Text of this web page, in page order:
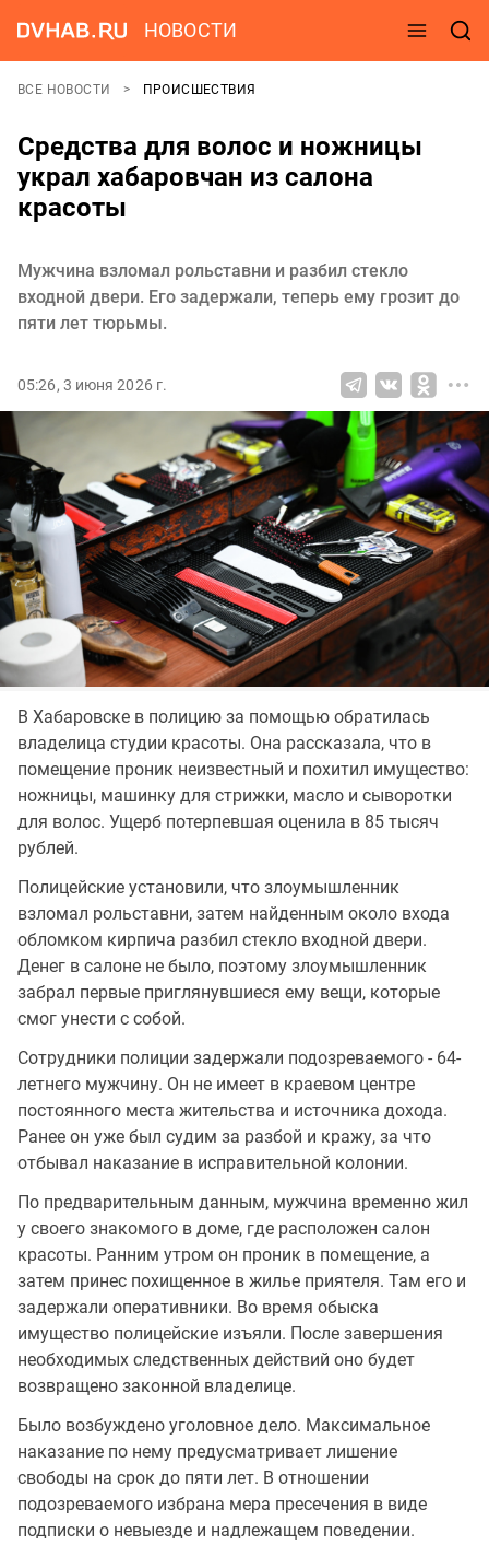
НОВОСТИ
ВСЕ НОВОСТИ ПРОИСШЕСТВИЯ
Средства для волос и ножницы
украл хабаровчан из салона
красоты
Мужчина взломал рольставни и разбил стекло
входной двери. Его задержали, теперь ему грозит до
пяти лет тюрьмы.
05:26, 3 июня 2026 г.
В Хабаровске в полицию за помощью обратилась
владелица студии красоты. Она рассказала, что в
помещение проник неизвестный и похитил имущество:
ножницы, машинку для стрижки, масло и сыворотки
для волос. Ущерб потерпевшая оценила в 85 тысяч
рублей.
Полицейские установили, что злоумышленник
взломал рольставни, затем найденным около входа
обломком кирпича разбил стекло входной двери.
Денег в салоне не было, поэтому злоумышленник
забрал первые приглянувшиеся ему вещи, которые
смог унести с собой.
Сотрудники полиции задержали подозреваемого - 64-
летнего мужчину. Он не имеет в краевом центре
постоянного места жительства и источника дохода.
Ранее он уже был судим за разбой и кражу, за что
отбывал наказание в исправительной колонии.
По предварительным данным, мужчина временно жил
у своего знакомого в доме, где расположен салон
красоты. Ранним утром он проник в помещение, а
затем принес похищенное в жилье приятеля. Там его и
задержали оперативники. Во время обыска
имущество полицейские изъяли. После завершения
необходимых следственных действий оно будет
возвращено законной владелице.
Было возбуждено уголовное дело. Максимальное
наказание по нему предусматривает лишение
свободы на срок до пяти лет. В отношении
подозреваемого избрана мера пресечения в виде
подписки о невыезде и надлежащем поведении.